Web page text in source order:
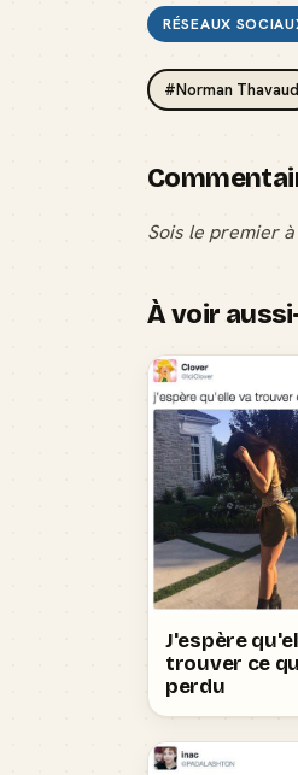
RÉSEAUX
#Norman Thavaud
Sois le premier
À voir aussi
J'espère
trouver ce
perdu